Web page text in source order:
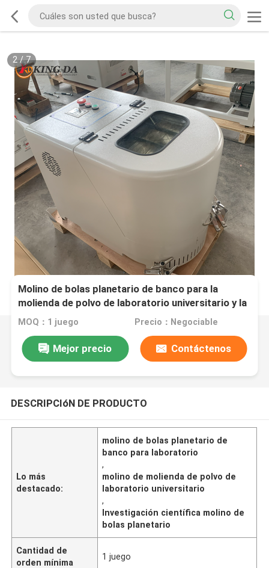
2/7
Molino de bolas planetario de banco para la
molienda de polvo de laboratorio universitario y la
investigación científica
MOQ：1 juego Precio：Negociable
Mejor precio Contáctenos
DESCRIPCIóN DE PRODUCTO
Lo más
destacado:
molino de bolas planetario de
banco para laboratorio
,
molino de molienda de polvo de
laboratorio universitario
,
Investigación científica molino de
bolas planetario
Cantidad de
orden mínima
1 juego